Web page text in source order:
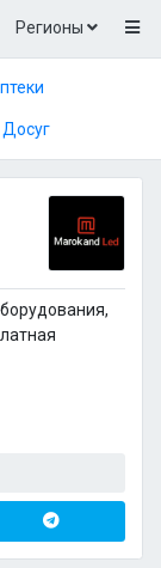
Регионы
Досуг